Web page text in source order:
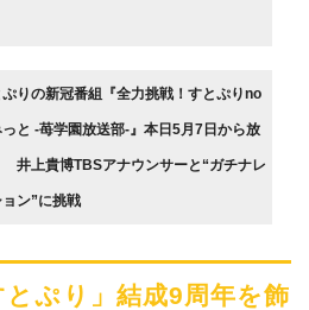
りの新冠番組『全力挑戦！すとぷりno
っと -苺学園放送部-』本日5月7日から放
井上貴博TBSアナウンサーと“ガチナレ
ョン”に挑戦
とぷり」結成9周年を飾